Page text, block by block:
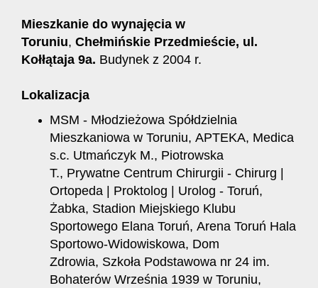
Mieszkanie do wynajęcia w
Toruniu, Chełmińskie Przedmieście, ul.
Kołłątaja 9a. Budynek z 2004 r.
Lokalizacja
MSM - Młodzieżowa Spółdzielnia
Mieszkaniowa w Toruniu, APTEKA, Medica
s.c. Utmańczyk M., Piotrowska
T., Prywatne Centrum Chirurgii - Chirurg |
Ortopeda | Proktolog | Urolog - Toruń,
Żabka, Stadion Miejskiego Klubu
Sportowego Elana Toruń, Arena Toruń Hala
Sportowo-Widowiskowa, Dom
Zdrowia, Szkoła Podstawowa nr 24 im.
Bohaterów Września 1939 w Toruniu,